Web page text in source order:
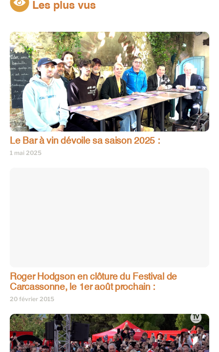
Les plus vus
Le Bar à vin dévoile sa saison 2025 :
1 mai 2025
Roger Hodgson en clôture du Festival de
Carcassonne, le 1er août prochain :
20 février 2015